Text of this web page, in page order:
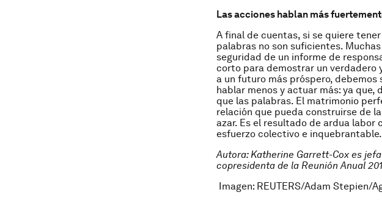
Las acciones hablan más
A final de cuentas, si se quiere
palabras no son suficientes.
seguridad de un informe de
corto para demostrar un verdadero
a un futuro más próspero,
hablar menos y actuar más: ya
que las palabras. El matrimonio
relación que pueda construirse de
azar. Es el resultado de ardua
esfuerzo colectivo e inquebrantable.
Autora: Katherine Garrett-Cox es
copresidenta de la Reunión Anual
Imagen: REUTERS/Adam Stepien/